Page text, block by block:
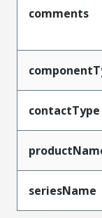
comments
contactType
seriesName